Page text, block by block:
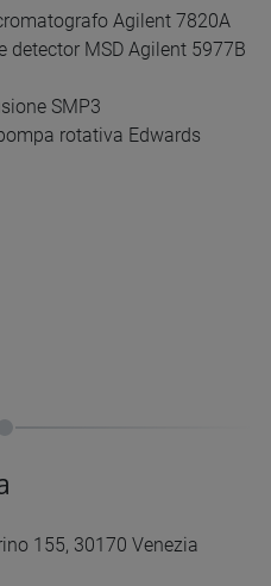
Agilent 7820A
detector MSD Agilent 5977B
SMP3
rotativa Edwards
155, 30170 Venezia